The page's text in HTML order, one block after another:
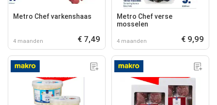
Metro Chef varkenshaas
4 maanden € 7,49
Metro Chef verse
mosselen
4 maanden € 9,99